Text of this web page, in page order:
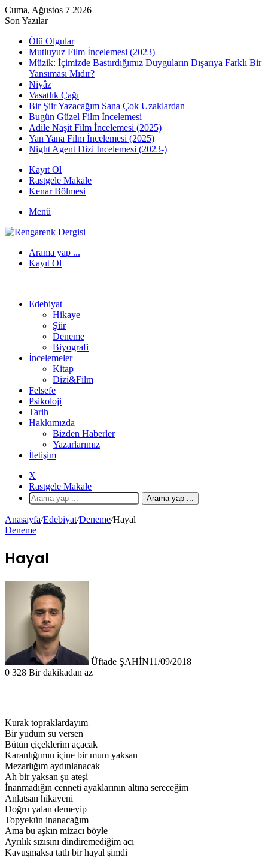
Cuma, Ağustos 7 2026
Son Yazılar
Ölü Olgular
Mutluyuz Film İncelemesi (2023)
Müzik: İçimizde Bastırdığımız Duyguların Dışarıya Farklı Bir
Yansıması Mıdır?
Niyâz
Vasatlık Çağı
Bir Şiir Yazacağım Sana Çok Uzaklardan
Bugün Güzel Film İncelemesi
Adile Naşit Film İncelemesi (2025)
Yan Yana Film İncelemesi (2025)
Night Agent Dizi İncelemesi (2023-)
Kayıt Ol
Rastgele Makale
Kenar Bölmesi
Menü
Arama yap ...
Kayıt Ol
Edebiyat
Hikaye
Şiir
Deneme
Biyografi
İncelemeler
Kitap
Dizi&Film
Felsefe
Psikoloji
Tarih
Hakkımızda
Bizden Haberler
Yazarlarımız
İletişim
X
Rastgele Makale
Arama yap ...
Anasayfa/Edebiyat/Deneme/Hayal
Deneme
Hayal
Üftade ŞAHİN11/09/2018
0 328 Bir dakikadan az
Kurak topraklardayım
Bir yudum su versen
Bütün çiçeklerim açacak
Karanlığımın içine bir mum yaksan
Mezarlığım aydınlanacak
Ah bir yaksan şu ateşi
İnanmadığın cenneti ayaklarının altına sereceğim
Anlatsan hikayeni
Doğru yalan demeyip
Topyekün inanacağım
Ama bu aşkın mizacı böyle
Ayrılık sızısını dindiremediğim acı
Kavuşmaksa tatlı bir hayal şimdi